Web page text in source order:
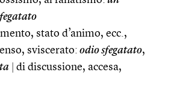
stato d’animo, ecc.,
sviscerato: odio sfegatato,
di discussione, accesa,